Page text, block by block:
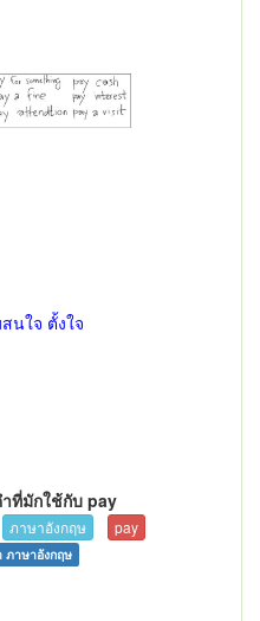
นใจ ตั้งใจ
ที่มักใช้กับ pay
ภาษาอังกฤษ pay
ภาษาอังกฤษ